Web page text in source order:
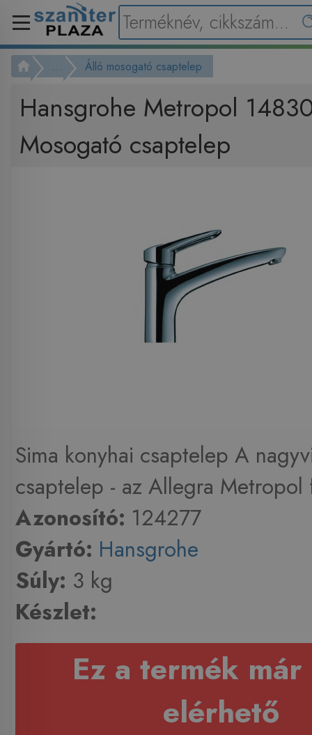
... Álló mosogató csaptelep
Hansgrohe Metropol
Mosogató csaptelep
Sima konyhai csaptelep A
csaptelep - az Allegra Metropol
Azonosító: 124277
Gyártó: Hansgrohe
Súly: 3 kg
Készlet:
Ez a termék már
elérhető